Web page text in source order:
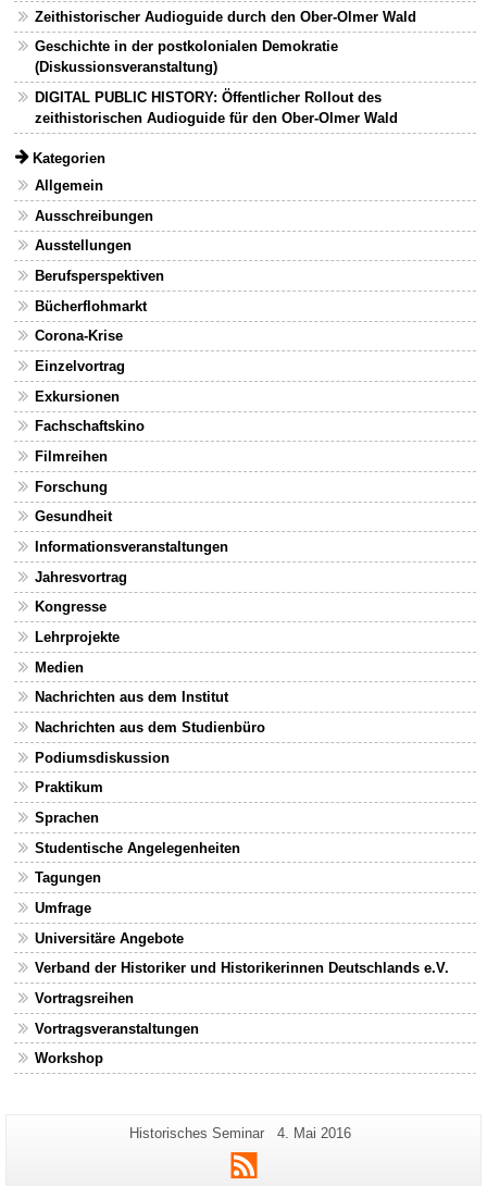
Zeithistorischer Audioguide durch den Ober-Olmer Wald
Geschichte in der postkolonialen Demokratie
(Diskussionsveranstaltung)
DIGITAL PUBLIC HISTORY: Öffentlicher Rollout des
zeithistorischen Audioguide für den Ober-Olmer Wald
Kategorien
Allgemein
Ausschreibungen
Ausstellungen
Berufsperspektiven
Bücherflohmarkt
Corona-Krise
Einzelvortrag
Exkursionen
Fachschaftskino
Filmreihen
Forschung
Gesundheit
Informationsveranstaltungen
Jahresvortrag
Kongresse
Lehrprojekte
Medien
Nachrichten aus dem Institut
Nachrichten aus dem Studienbüro
Podiumsdiskussion
Praktikum
Sprachen
Studentische Angelegenheiten
Tagungen
Umfrage
Universitäre Angebote
Verband der Historiker und Historikerinnen Deutschlands e.V.
Vortragsreihen
Vortragsveranstaltungen
Workshop
Zusätzliche
Informationen
zu
Seiten-
Historisches Seminar
Letzte
4. Mai 2016
RSS